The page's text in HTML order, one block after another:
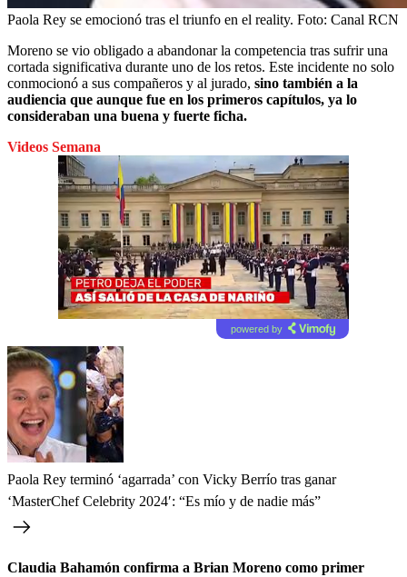
Paola Rey se emocionó tras el triunfo en el reality. Foto: Canal RCN
Moreno se vio obligado a abandonar la competencia tras sufrir una
cortada significativa durante uno de los retos. Este incidente no solo
conmocionó a sus compañeros y al jurado, sino también a la
audiencia que aunque fue en los primeros capítulos, ya lo
consideraban una buena y fuerte ficha.
Videos Semana
powered by
Paola Rey terminó ‘agarrada’ con Vicky Berrío tras ganar
‘MasterChef Celebrity 2024′: “Es mío y de nadie más”
Claudia Bahamón confirma a Brian Moreno como primer